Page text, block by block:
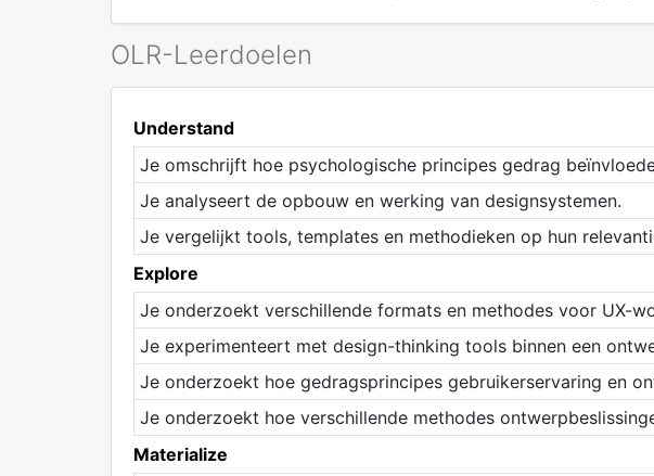
OLR-Leerdoelen
Understand
Je omschrijft hoe psychologische principes gedrag
Je analyseert de opbouw en werking van designsystemen.
Je vergelijkt tools, templates en methodieken op hun
Explore
Je onderzoekt verschillende formats en methodes voor UX-
Je experimenteert met design-thinking tools binnen een
Je onderzoekt hoe gedragsprincipes gebruikerservaring en
Je onderzoekt hoe verschillende methodes
Materialize